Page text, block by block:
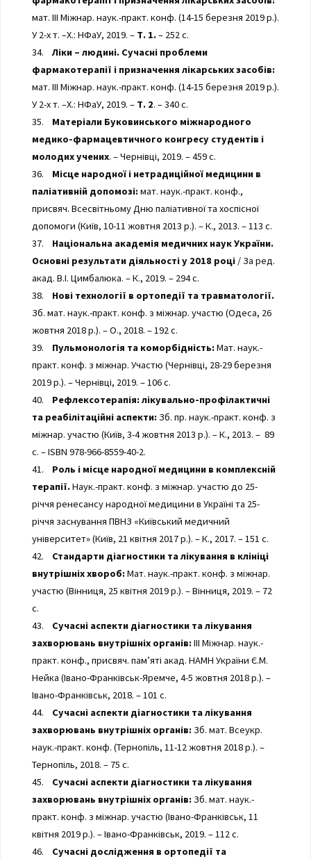
мат. III Міжнар. наук.-практ. конф. (14-15 березня 2019 р.).
У 2-х т. –Х.: НФаУ, 2019. – Т. 1.– 252 с.
34.Ліки – людині. Сучасні проблеми
фармакотерапії і призначення лікарських засобів:
мат. III Міжнар. наук.-практ. конф. (14-15 березня 2019 р.).
У 2-х т. –Х.: НФаУ, 2019. – Т. 2. – 340 с.
35.
Матеріали Буковинського міжнародного
медико-фармацевтичного конгресу студентів і
молодих учених. – Чернівці, 2019. – 459 с.
36. Місце народної і нетрадиційної медицини в
паліативній допомозі:мат. наук.-практ. конф.,
присвяч. Всесвітньому Дню паліативної та хоспісної
допомоги (Київ, 10-11 жовтня 2013 р.). – К., 2013. – 113 с.
37. Національна академія медичних наук України.
Основні результати діяльності у 2018 році/ За ред.
акад. В.І. Цимбалюка. – К., 2019. – 294 с.
38. Нові технології в ортопедії та травматології.
Зб. мат. наук.-практ. конф. з міжнар. участю (Одеса, 26
жовтня 2018 р.). – О., 2018. – 192 с.
39. Пульмонологія та коморбідність:Мат. наук.-
практ. конф. з міжнар. Участю (Чернівці, 28-29 березня
2019 р.). – Чернівці, 2019. – 106 с.
40. Рефлексотерапія: лікувально-профілактичні
та реабілітаційні аспекти:Зб. пр. наук.-практ. конф. з
міжнар. участю (Київ, 3-4 жовтня 2013 р.). – К., 2013. – 89
с. – ISBN 978-966-8559-40-2.
41. Роль і місце народної медицини в комплексній
терапії.Наук.-практ. конф. з міжнар. участю до 25-
річчя ренесансу народної медицини в Україні та 25-
річчя заснування ПВНЗ «Київський медичний
університет» (Київ, 21 квітня 2017 р.). – К., 2017. – 151 с.
42. Стандарти діагностики та лікування в клініці
внутрішніх хвороб:Мат. наук.-практ. конф. з міжнар.
участю (Вінниця, 25 квітня 2019 р.). – Вінниця, 2019. – 72
с.
43. Сучасні аспекти діагностики та лікування
захворювань внутрішніх органів:III Міжнар. наук.-
практ. конф., присвяч. пам’яті акад. НАМН України Є.М.
Нейка (Івано-Франківськ-Яремче, 4-5 жовтня 2018 р.). –
Івано-Франківськ, 2018. – 101 с.
44. Сучасні аспекти діагностики та лікування
захворювань внутрішніх органів:Зб. мат. Всеукр.
наук.-практ. конф. (Тернопіль, 11-12 жовтня 2018 р.). –
Тернопіль, 2018. – 75 с.
45. Сучасні аспекти діагностики та лікування
захворювань внутрішніх органів:Зб. мат. наук.-
практ. конф. з міжнар. участю (Івано-Франківськ, 11
квітня 2019 р.). – Івано-Франківськ, 2019. – 112 с.
46. Сучасні дослідження в ортопедії та